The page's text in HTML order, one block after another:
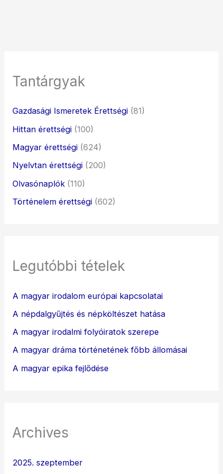
Tantárgyak
Gazdasági Ismeretek Érettségi (81)
Hittan érettségi (100)
Magyar érettségi (624)
Nyelvtan érettségi (200)
Olvasónaplók (110)
Történelem érettségi (602)
Legutóbbi tételek
A magyar irodalom európai kapcsolatai
A népdalgyűjtés és népköltészet hatása
A magyar irodalmi folyóiratok szerepe
A magyar dráma történetének főbb állomásai
A magyar epika fejlődése
Archives
2025. szeptember